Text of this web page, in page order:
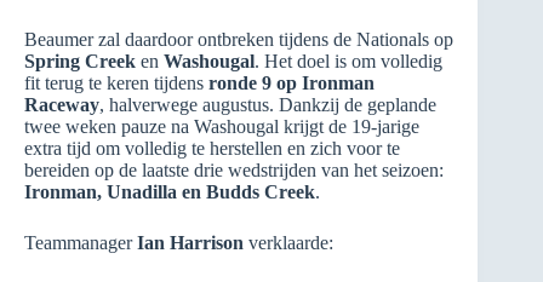
Beaumer zal daardoor ontbreken tijdens de Nationals op
Spring Creek en Washougal. Het doel is om volledig
fit terug te keren tijdens ronde 9 op Ironman
Raceway, halverwege augustus. Dankzij de geplande
twee weken pauze na Washougal krijgt de 19-jarige
extra tijd om volledig te herstellen en zich voor te
bereiden op de laatste drie wedstrijden van het seizoen:
Ironman, Unadilla en Budds Creek.
TeammanagerIan Harrison verklaarde: